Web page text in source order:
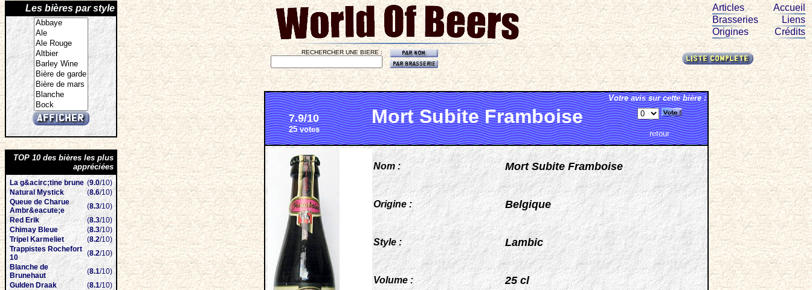
Les bières par style
TOP 10 des bières les plus
appréciées
La g&acirc;tine brune (9.0/10)
Natural Mystick
(8.6/10)
Queue de Charue
Ambr&eacute;e
(8.3/10)
Red Erik
(8.3/10)
Chimay Bleue
(8.3/10)
Tripel Karmeliet
(8.2/10)
Trappistes Rochefort
10
(8.2/10)
Blanche de
Brunehaut
(8.1/10)
Gulden Draak
(8.1/10)
Articles
Brasseries
Origines
Accueil
Liens
Crédits
RECHERCHER UNE BIERE :
Votre avis sur cette bière :
7.9/10
25 votes
Mort Subite Framboise
retour
Nom : Mort Subite Framboise
Origine : Belgique
Style : Lambic
Volume : 25 cl